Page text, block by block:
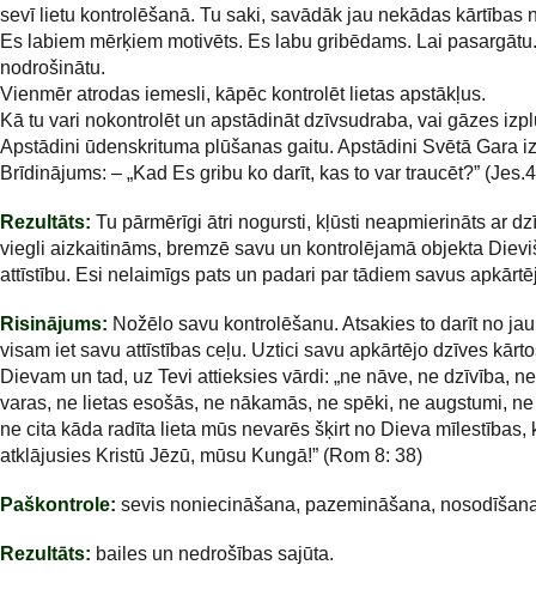
sevī lietu kontrolēšanā. Tu saki, savādāk jau nekādas kārtības
Es labiem mērķiem motivēts. Es labu gribēdams. Lai
nodrošinātu.
Vienmēr atrodas iemesli, kāpēc kontrolēt lietas apstākļus.
Kā tu vari nokontrolēt un apstādināt dzīvsudraba, vai gāzes
Apstādini ūdenskrituma plūšanas gaitu. Apstādini Svētā Gara
Brīdinājums: – „Kad Es gribu ko darīt, kas to var traucēt?”
Rezultāts: Tu pārmērīgi ātri nogursti, kļūsti neapmierināts ar
viegli aizkaitināms, bremzē savu un kontrolējamā objekta
attīstību. Esi nelaimīgs pats un padari par tādiem savus
Risinājums: Nožēlo savu kontrolēšanu. Atsakies to darīt no
visam iet savu attīstības ceļu. Uztici savu apkārtējo dzīves
Dievam un tad, uz Tevi attieksies vārdi: „ne nāve, ne dzīvība,
varas, ne lietas esošās, ne nākamās, ne spēki, ne augstumi,
ne cita kāda radīta lieta mūs nevarēs šķirt no Dieva mīlestības,
atklājusies Kristū Jēzū, mūsu Kungā!” (Rom 8: 38)
Paškontrole: sevis noniecināšana, pazemināšana,
Rezultāts: bailes un nedrošības sajūta.